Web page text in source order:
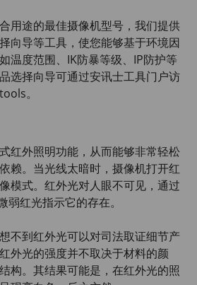
用途的最佳摄像机型号，我们提供
向导等工具，使您能够基于环境因
温度范围、IK防暴等级、IP防护等
选择向导可通过安讯士工具门户访
。
红外照明功能，从而能够非常轻松
赖。当光线太暗时，摄像机打开红
模式。红外光对人眼不可见，通过
弱红光指示它的存在。
不到红外光可以对司法取证细节产
外光的强度并不取决于材料的颜
构。其结果可能是，在红外光的照